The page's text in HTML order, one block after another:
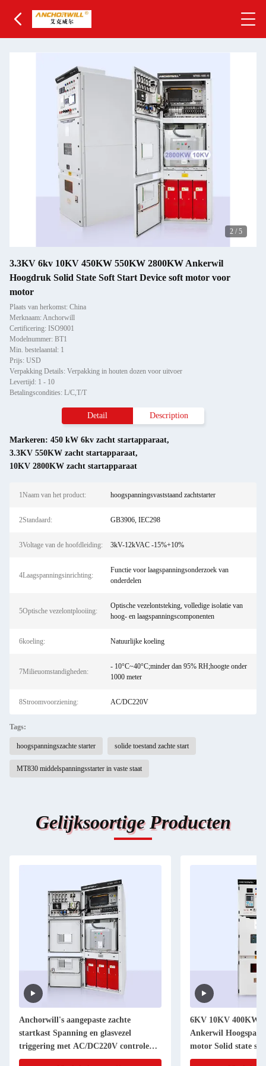
2 / 5
3.3KV 6kv 10KV 450KW 550KW 2800KW Ankerwil
Hoogdruk Solid State Soft Start Device soft motor voor
motor
Plaats van herkomst: China
Merknaam: Anchorwill
Certificering: ISO9001
Modelnummer: BT1
Min. bestelaantal: 1
Prijs: USD
Verpakking Details: Verpakking in houten dozen voor uitvoer
Levertijd: 1 - 10
Betalingscondities: L/C,T/T
Detail Description
Markeren: 450 kW 6kv zacht startapparaat,
3.3KV 550KW zacht startapparaat,
10KV 2800KW zacht startapparaat
1Naam van het product: hoogspanningsvaststaand zachtstarter
2Standaard: GB3906, IEC298
3Voltage van de hoofdleiding: 3kV-12kVAC -15%+10%
4Laagspanningsinrichting:
Functie voor laagspanningsonderzoek van
onderdelen
5Optische vezelontplooiing:
Optische vezelontsteking, volledige isolatie van
hoog- en laagspanningscomponenten
6koeling: Natuurlijke koeling
7Milieuomstandigheden:
- 10°C~40°C;minder dan 95% RH;hoogte onder
1000 meter
8Stroomvoorziening: AC/DC220V
Tags:
hoogspanningszachte starter solide toestand zachte start
MT830 middelspanningsstarter in vaste staat
Gelijksoortige Producten
Anchorwill's aangepaste zachte
startkast Spanning en glasvezel
triggering met AC/DC220V controle
stroomtoevoer
6KV 10KV 400KW
Ankerwil
motor Solid state
kast